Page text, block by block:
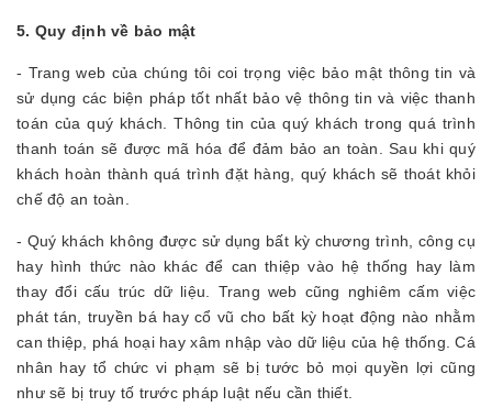
5. Quy định về bảo mật
- Trang web của chúng tôi coi trọng việc bảo mật thông tin và
sử dụng các biện pháp tốt nhất bảo vệ thông tin và việc thanh
toán của quý khách. Thông tin của quý khách trong quá trình
thanh toán sẽ được mã hóa để đảm bảo an toàn. Sau khi quý
khách hoàn thành quá trình đặt hàng, quý khách sẽ thoát khỏi
chế độ an toàn.
- Quý khách không được sử dụng bất kỳ chương trình, công cụ
hay hình thức nào khác để can thiệp vào hệ thống hay làm
thay đổi cấu trúc dữ liệu. Trang web cũng nghiêm cấm việc
phát tán, truyền bá hay cổ vũ cho bất kỳ hoạt động nào nhằm
can thiệp, phá hoại hay xâm nhập vào dữ liệu của hệ thống. Cá
nhân hay tổ chức vi phạm sẽ bị tước bỏ mọi quyền lợi cũng
như sẽ bị truy tố trước pháp luật nếu cần thiết.